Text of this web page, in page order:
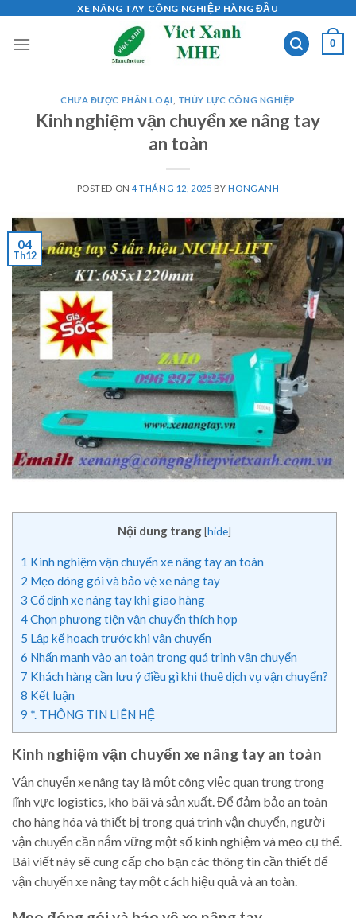
content
XE NÂNG TAY CÔNG NGHIỆP HÀNG ĐẦU
0
CHƯA ĐƯỢC PHÂN LOẠI THỦY LỰC CÔNG NGHIỆP
Kinh nghiệm vận chuyển xe nâng tay
an toàn
POSTED ON4 THÁNG 12, 2025 BYHONGANH
04
Th12
Nội dung trang[hide]
1 Kinh nghiệm vận chuyển xe nâng tay an toàn
2 Mẹo đóng gói và bảo vệ xe nâng tay
3 Cố định xe nâng tay khi giao hàng
4Chọn phương tiện vận chuyển thích hợp
5 Lập kế hoạch trước khi vận chuyển
6 Nhấn mạnh vào an toàn trong quá trình vận chuyển
7 Khách hàng cần lưu ý điều gì khi thuê dịch vụ vận chuyển?
8 Kết luận
9 *. THÔNG TIN LIÊN HỆ
Kinh nghiệm vận chuyển xe nâng tay an toàn
Vận chuyển xe nâng tay là một công việc quan trọng trong
lĩnh vực logistics, kho bãi và sản xuất. Để đảm bảo an toàn
cho hàng hóa và thiết bị trong quá trình vận chuyển, người
vận chuyển cần nắm vững một số kinh nghiệm và mẹo cụ thể.
Bài viết này sẽ cung cấp cho bạn các thông tin cần thiết để
vận chuyển xe nâng tay một cách hiệu quả và an toàn.